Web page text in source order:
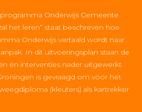
Onderwijs Gemeente
het leren” staat beschreven hoe
Onderwijs vertaald wordt naar
In dit uitvoeringsplan staan de
en interventies nader uitgewerkt.
is gevraagd om voor het
(kleuters) als kartrekker